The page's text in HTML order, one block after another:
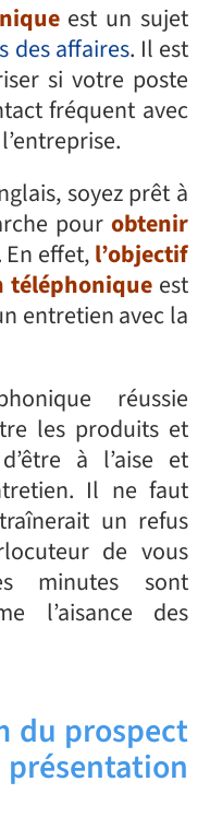
est un sujet
des affaires. Il est
si votre poste
fréquent avec
soyez prêt à
pourobtenir
En effet,l’objectif
téléphonique est
entretien avec la
réussie
les produits et
à l’aise et
Il ne faut
un refus
de vous
minutes sont
l’aisance des
du prospect